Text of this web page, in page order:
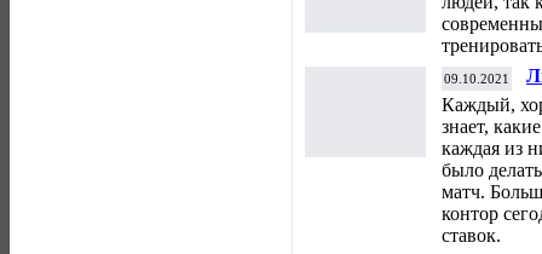
09.10.2021
Каждый,
знает,
каждая из
было
матч.
контор
ставок.